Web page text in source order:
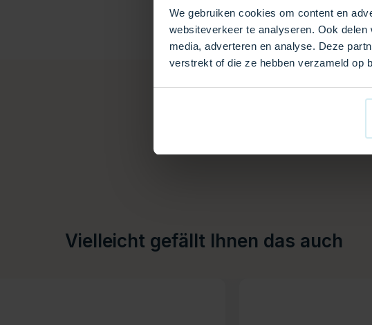
We gebruiken cookies om content en
websiteverkeer te analyseren. Ook
media, adverteren en analyse. Deze
verstrekt of die ze hebben verzameld op
Vielleicht gefällt Ihnen das auch